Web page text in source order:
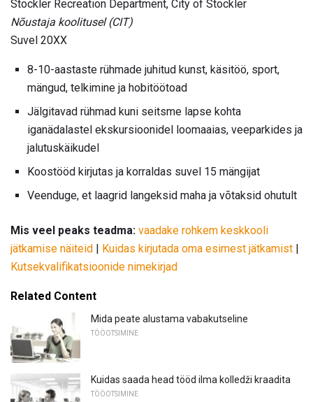
Stockler Recreation Department, City of Stockler
Nõustaja koolitusel (CIT)
Suvel 20XX
8-10-aastaste rühmade juhitud kunst, käsitöö, sport,
mängud, telkimine ja hobitöötoad
Jälgitavad rühmad kuni seitsme lapse kohta
iganädalastel ekskursioonidel loomaaias, veeparkides ja
jalutuskäikudel
Koostööd kirjutas ja korraldas suvel 15 mängijat
Veenduge, et laagrid langeksid maha ja võtaksid ohutult
Mis veel peaks teadma: vaadake rohkem keskkooli
jätkamise näiteid
Kuidas kirjutada oma esimest jätkamist
Kutsekvalifikatsioonide nimekirjad
Related Content
Mida peate alustama vabakutseline
TÖÖOTSIMINE
Kuidas saada head tööd ilma kolledži kraadita
TÖÖOTSIMINE